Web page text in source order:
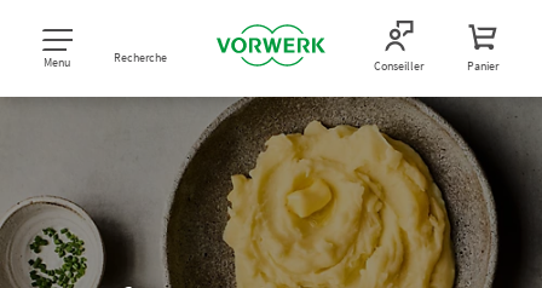
Menu Recherche Conseiller Panier